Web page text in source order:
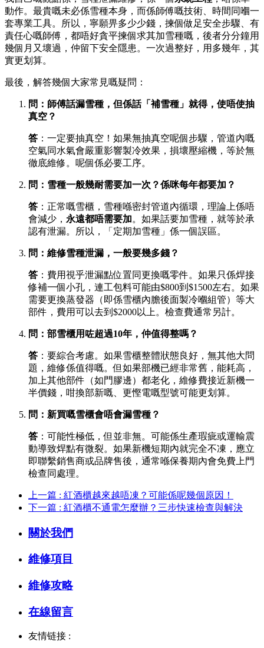
動作。最貴嘅未必係雪種本身，而係師傅嘅技術、時間同嗰一
套專業工具。所以，寧願畀多少少錢，揀個做足安全步驟、有
責任心嘅師傅，都唔好貪平揀個求其加雪種嘅，後者分分鐘用
幾個月又壞過，仲留下安全隱患。一次過整好，用多幾年，其
實更划算。
最後，解答幾個大家常見嘅疑問：
問：師傅話漏雪種，但係話「補雪種」就得，使唔使抽
真空？
答 ：一定要抽真空！如果無抽真空呢個步驟，管道內嘅
空氣同水氣會嚴重影響製冷效果，損壞壓縮機，等於無
徹底維修。呢個係必要工序。
問：雪種一般幾耐需要加一次？係咪每年都要加？
答 ：正常嘅雪櫃，雪種喺密封管道內循環，理論上係唔
會減少， 永遠都唔需要加。如果話要加雪種，就等於承
認有泄漏。所以，「定期加雪種」係一個誤區。
問：維修雪種泄漏，一般要幾多錢？
答 ：費用視乎泄漏點位置同更換嘅零件。如果只係焊接
修補一個小孔，連工包料可能由$800到$1500左右。如果
需要更換蒸發器（即係雪櫃內膽後面製冷嗰組管）等大
部件，費用可以去到$2000以上。檢查費通常另計。
問：部雪櫃用咗超過10年，仲值得整嗎？
答 ：要綜合考慮。如果雪櫃整體狀態良好，無其他大問
題，維修係值得嘅。但如果部機已經非常舊，能耗高，
加上其他部件（如門膠邊）都老化，維修費接近新機一
半價錢，咁換部新嘅、更慳電嘅型號可能更划算。
問：新買嘅雪櫃會唔會漏雪種？
答 ：可能性極低，但並非無。可能係生產瑕疵或運輸震
動導致焊點有微裂。如果新機短期內就完全不凍，應立
即聯繫銷售商或品牌售後，通常喺保養期內會免費上門
檢查同處理。
上一篇 : 紅酒櫃越來越唔凍？可能係呢幾個原因！
下一篇 : 紅酒櫃不通電怎麼辦？三步快速檢查與解決
關於我們
維修項目
維修攻略
在線留言
友情链接 :